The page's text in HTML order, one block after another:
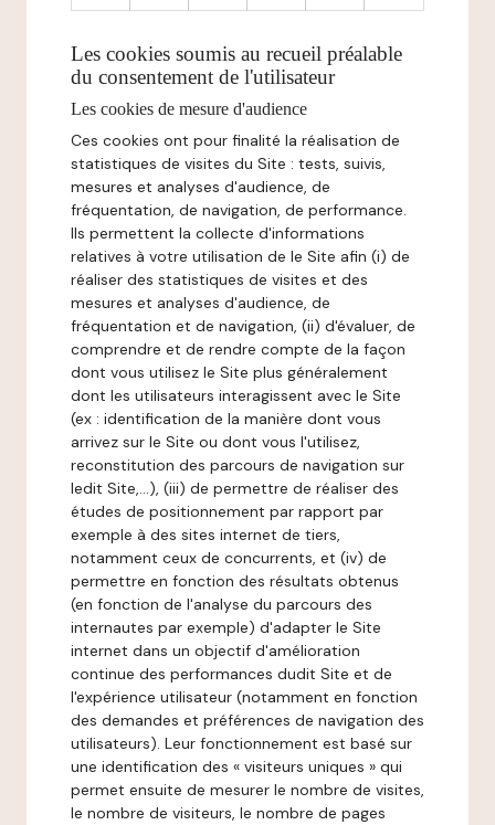
Les cookies soumis au recueil préalable
du consentement de l'utilisateur
Les cookies de mesure d'audience
Ces cookies ont pour finalité la réalisation de
statistiques de visites du Site : tests, suivis,
mesures et analyses d'audience, de
fréquentation, de navigation, de performance.
Ils permettent la collecte d'informations
relatives à votre utilisation de le Site afin (i) de
réaliser des statistiques de visites et des
mesures et analyses d'audience, de
fréquentation et de navigation, (ii) d'évaluer, de
comprendre et de rendre compte de la façon
dont vous utilisez le Site plus généralement
dont les utilisateurs interagissent avec le Site
(ex : identification de la manière dont vous
arrivez sur le Site ou dont vous l'utilisez,
reconstitution des parcours de navigation sur
ledit Site,...), (iii) de permettre de réaliser des
études de positionnement par rapport par
exemple à des sites internet de tiers,
notamment ceux de concurrents, et (iv) de
permettre en fonction des résultats obtenus
(en fonction de l'analyse du parcours des
internautes par exemple) d'adapter le Site
internet dans un objectif d'amélioration
continue des performances dudit Site et de
l'expérience utilisateur (notamment en fonction
des demandes et préférences de navigation des
utilisateurs). Leur fonctionnement est basé sur
une identification des « visiteurs uniques » qui
permet ensuite de mesurer le nombre de visites,
le nombre de visiteurs, le nombre de pages